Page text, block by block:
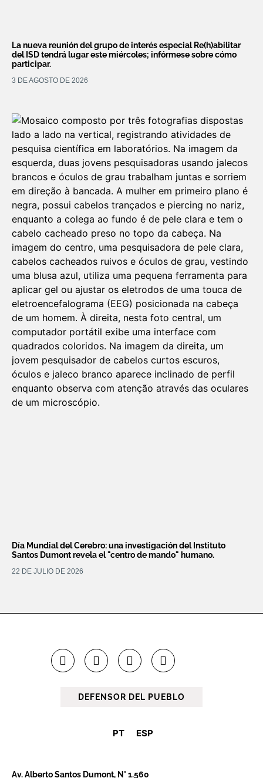
La nueva reunión del grupo de interés especial Re(h)abilitar
del ISD tendrá lugar este miércoles; infórmese sobre cómo
participar.
3 DE AGOSTO DE 2026
Día Mundial del Cerebro: una investigación del Instituto
Santos Dumont revela el "centro de mando" humano.
22 DE JULIO DE 2026
DEFENSOR DEL PUEBLO
PT ESP
Av. Alberto Santos Dumont, N° 1.560